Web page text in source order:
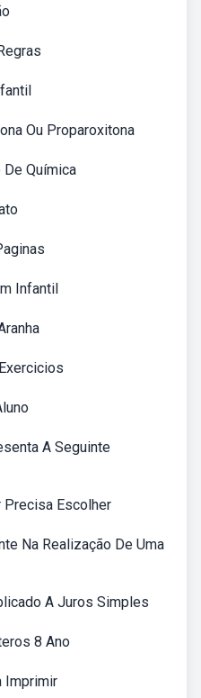
Ou Proparoxitona
Química
Infantil
A Seguinte
Escolher
Na Realização De Uma
A Juros Simples
8 Ano
Imprimir